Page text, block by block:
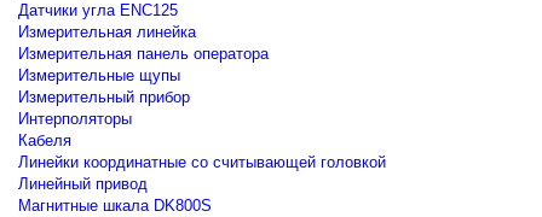
Датчики угла ENC125
Измерительная линейка
Измерительная панель оператора
Измерительные щупы
Измерительный прибор
Интерполяторы
Кабеля
Линейки координатные со считывающей головкой
Линейный привод
Магнитные шкала DK800S